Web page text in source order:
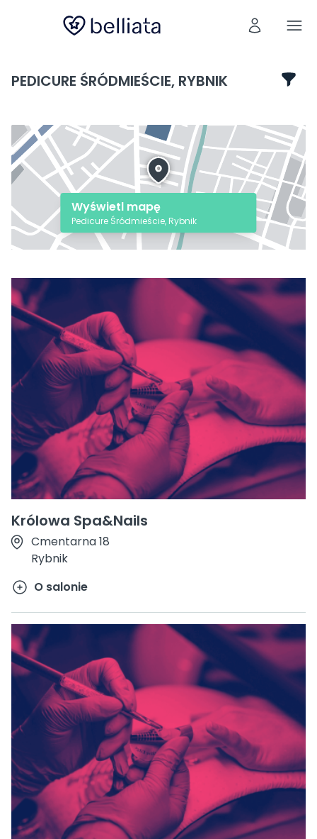
PEDICURE ŚRÓDMIEŚCIE, RYBNIK
Królowa Spa&Nails
Cmentarna 18
Rybnik
O salonie
Wyświetl mapę
Pedicure Śródmieście, Rybnik